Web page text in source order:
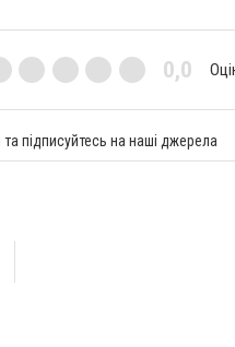
0,0
та підписуйтесь на наші джерела